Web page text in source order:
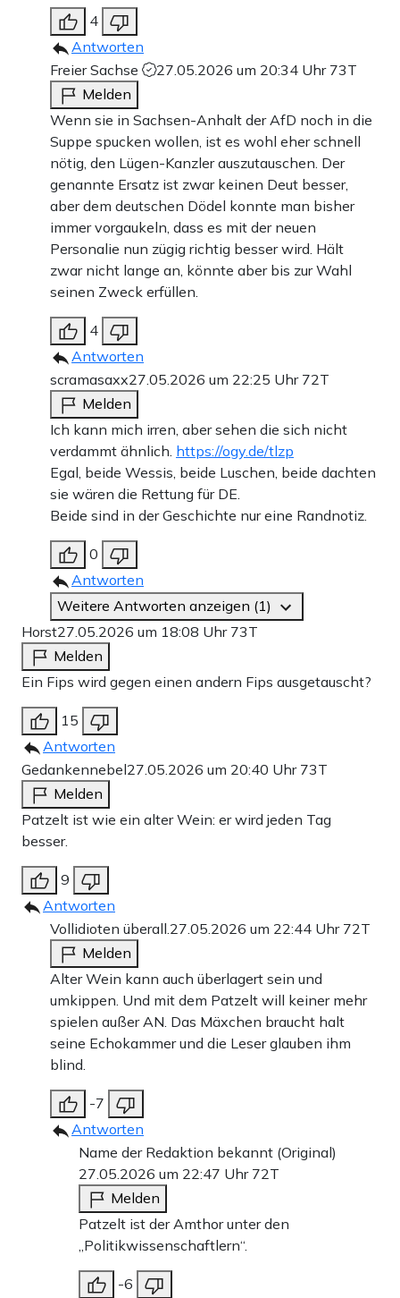
4
Antworten
Freier Sachse
27.05.2026 um 20:34 Uhr 73T
Melden
Wenn sie in Sachsen-Anhalt der AfD noch in die
Suppe spucken wollen, ist es wohl eher schnell
nötig, den Lügen-Kanzler auszutauschen. Der
genannte Ersatz ist zwar keinen Deut besser,
aber dem deutschen Dödel konnte man bisher
immer vorgaukeln, dass es mit der neuen
Personalie nun zügig richtig besser wird. Hält
zwar nicht lange an, könnte aber bis zur Wahl
seinen Zweck erfüllen.
4
Antworten
scramasaxx27.05.2026 um 22:25 Uhr 72T
Melden
Ich kann mich irren, aber sehen die sich nicht
verdammt ähnlich. https://ogy.de/tlzp
Egal, beide Wessis, beide Luschen, beide dachten
sie wären die Rettung für DE.
Beide sind in der Geschichte nur eine Randnotiz.
0
Antworten
Weitere Antworten anzeigen (1)
Horst27.05.2026 um 18:08 Uhr 73T
Melden
Ein Fips wird gegen einen andern Fips ausgetauscht?
15
Antworten
Gedankennebel27.05.2026 um 20:40 Uhr 73T
Melden
Patzelt ist wie ein alter Wein: er wird jeden Tag
besser.
9
Antworten
Vollidioten überall. 27.05.2026 um 22:44 Uhr 72T
Melden
Alter Wein kann auch überlagert sein und
umkippen. Und mit dem Patzelt will keiner mehr
spielen außer AN. Das Mäxchen braucht halt
seine Echokammer und die Leser glauben ihm
blind.
-7
Antworten
Name der Redaktion bekannt (Original)
27.05.2026 um 22:47 Uhr 72T
Melden
Patzelt ist der Amthor unter den
„Politikwissenschaftlern“.
-6